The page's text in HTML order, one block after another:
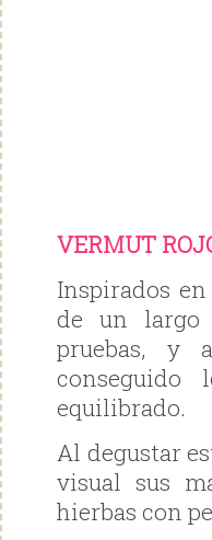
VERMUT
Inspirados en
de un largo
pruebas, y
equilibrado.
Al degustar
visual sus
hierbas con